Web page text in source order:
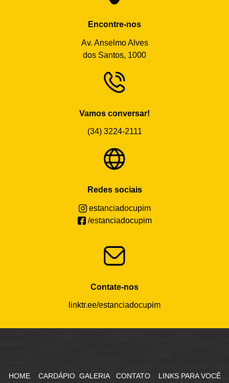
Encontre-nos
Av. Anselmo Alves
dos Santos, 1000
Vamos conversar!
(34) 3224-2111
Redes sociais
estanciadocupim
/estanciadocupim
Contate-nos
linktr.ee/estanciadocupim
HOME CARDÁPIO GALERIA CONTATO LINKS PARA VOCÊ